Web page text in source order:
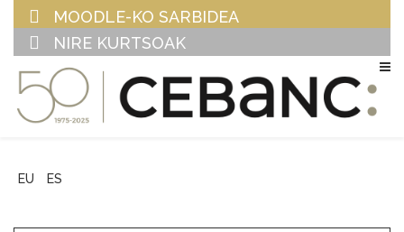
MOODLE-KO SARBIDEA
NIRE KURTSOAK
EU ES